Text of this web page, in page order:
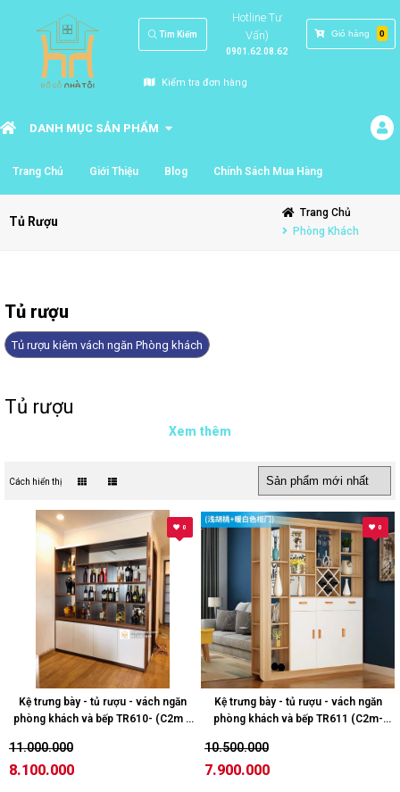
Tìm Kiếm
Hotline Tư
Vấn)
0901.62.08.62
Giỏ hàng 0
Kiểm tra đơn hàng
DANH MỤC SẢN PHẨM
Trang Chủ Giới Thiệu Blog Chính Sách Mua Hàng
Tủ Rượu
Trang Chủ
Phòng Khách
Tủ rượu
Tủ rượu kiêm vách ngăn Phòng khách
Tủ rượu
Xem thêm
Cách hiển thị
0
Kệ trưng bày - tủ rượu - vách ngăn
phòng khách và bếp TR610- (C2m x
11.000.000
8.100.000
0
Kệ trưng bày - tủ rượu - vách ngăn
phòng khách và bếp TR611 (C2m-
10.500.000
7.900.000